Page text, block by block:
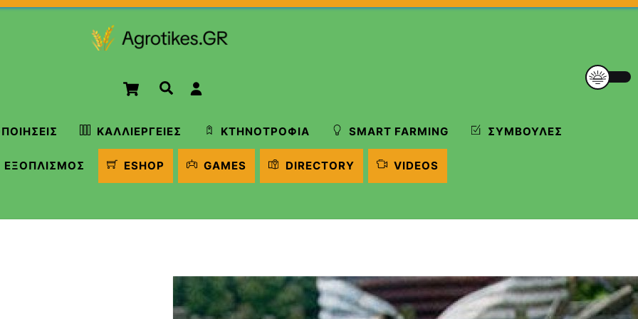
Cart Αναζήτηση
ΚΑΛΛΙΈΡΓΕΙΕΣ ΚΤΗΝΟΤΡΟΦΊΑ SMART FARMING ΣΥΜΒΟΥΛΈΣ
ΕΞΟΠΛΙΣΜΌΣ ESHOP GAMES DIRECTORY VIDEOS